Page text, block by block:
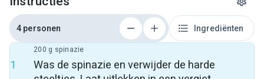
4 personen Ingrediënten
1
Was de spinazie en verwijder de harde
200 g spinazie